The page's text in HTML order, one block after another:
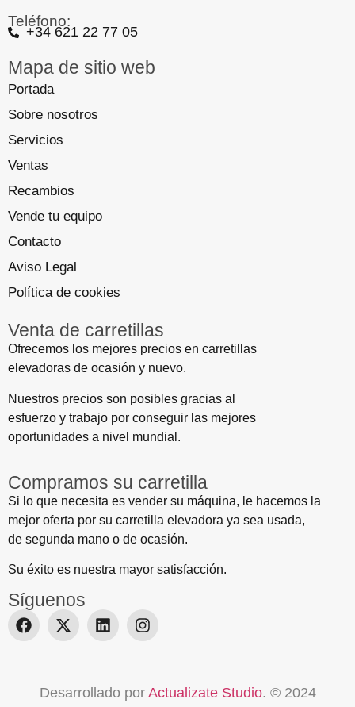
Teléfono:
+34 621 22 77 05
Mapa de sitio web
Portada
Sobre nosotros
Servicios
Ventas
Recambios
Vende tu equipo
Contacto
Aviso Legal
Política de cookies
Venta de carretillas
Ofrecemos los mejores precios en carretillas
elevadoras de ocasión y nuevo.
Nuestros precios son posibles gracias al
esfuerzo y trabajo por conseguir las mejores
oportunidades a nivel mundial.
Compramos su carretilla
Si lo que necesita es vender su máquina, le hacemos la
mejor oferta por su carretilla elevadora ya sea usada,
de segunda mano o de ocasión.
Su éxito es nuestra mayor satisfacción.
Síguenos
Desarrollado porActualizate Studio. © 2024